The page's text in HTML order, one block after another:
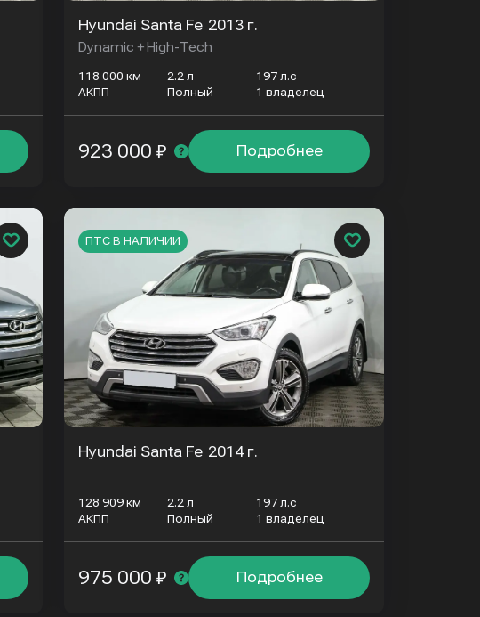
Hyundai Santa Fe 2013 г.
Dynamic + High-Tech
118 000 км 2.2 л
197 л.с
АКПП
Полный 1 владелец
Подробнее
923 000 ₽
ПТС В НАЛИЧИИ
Hyundai Santa Fe 2014 г.
128 909 км 2.2 л
197 л.с
АКПП
Полный 1 владелец
Подробнее
975 000 ₽